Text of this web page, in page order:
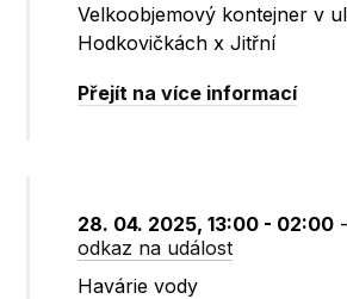
Velkoobjemový kontejner v
Hodkovičkách x Jitřní
Přejít na více informací
28. 04. 2025, 13:00 - 02:00 -
odkaz na událost
Havárie vody